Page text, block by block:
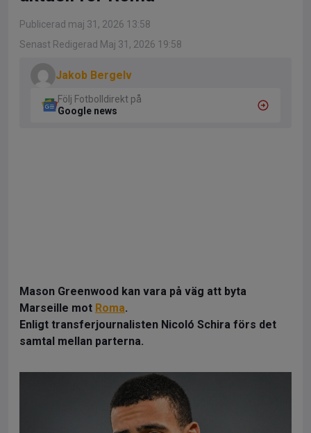
Publicerad maj 31, 2026 13:58
Senast Redigerad Maj 31, 2026 19:58
Jakob Bergelv
Följ Fotbolldirekt på
Google news
Mason Greenwood kan vara på väg att byta
Marseille mot Roma.
Enligt transferjournalisten Nicoló Schira förs det
samtal mellan parterna.